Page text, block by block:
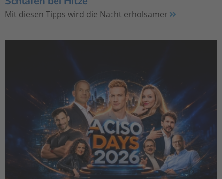
Mit diesen Tipps wird die Nacht erholsamer